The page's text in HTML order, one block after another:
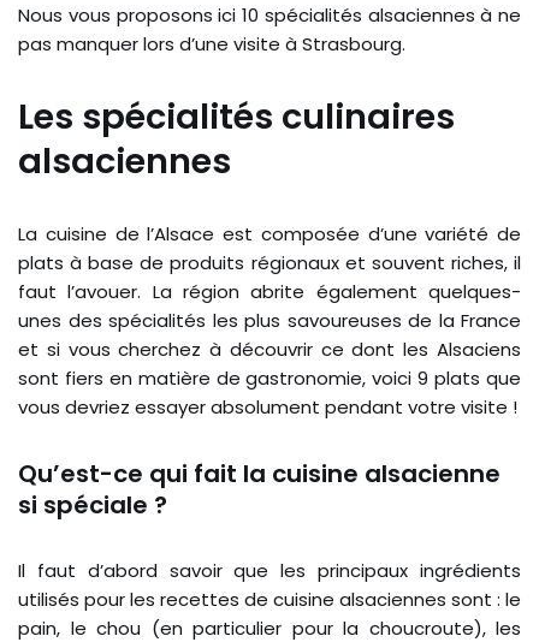
Nous vous proposons ici 10 spécialités alsaciennes à ne
pas manquer lors d’une visite à Strasbourg.
Les spécialités culinaires
alsaciennes
La cuisine de l’Alsace est composée d’une variété de
plats à base de produits régionaux et souvent riches, il
faut l’avouer. La région abrite également quelques-
unes des spécialités les plus savoureuses de la France
et si vous cherchez à découvrir ce dont les Alsaciens
sont fiers en matière de gastronomie, voici 9 plats que
vous devriez essayer absolument pendant votre visite !
Qu’est-ce qui fait la cuisine alsacienne
si spéciale ?
Il faut d’abord savoir que les principaux ingrédients
utilisés pour les recettes de cuisine alsaciennes sont : le
pain, le chou (en particulier pour la choucroute), les